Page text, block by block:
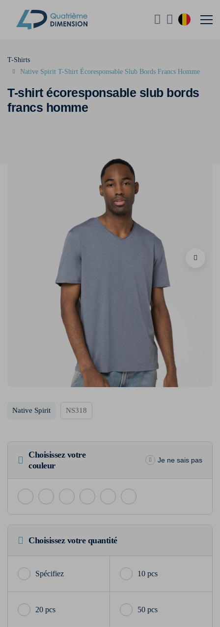
T-shirt écoresponsable slub bords
francs homme
T-Shirts
Native Spirit T-Shirt Écoresponsable Slub Bords Francs Homme
Native Spirit NS318
Choisissez votre
couleur
Je ne sais pas
Choisissez votre quantité
10 pcs
20 pcs 50 pcs